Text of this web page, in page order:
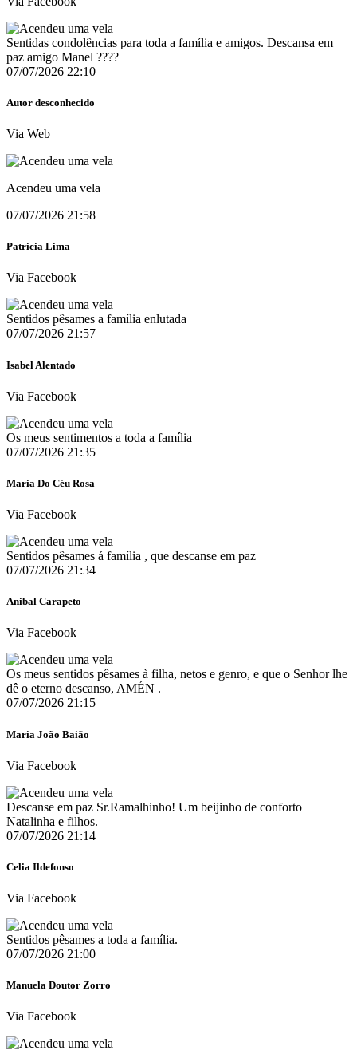
Sentidas condolências para toda a família e amigos. Descansa em
paz amigo Manel ????
07/07/2026 22:10
Autor desconhecido
Via Web
Acendeu uma vela
07/07/2026 21:58
Patricia Lima
Via Facebook
Sentidos pêsames a família enlutada
07/07/2026 21:57
Isabel Alentado
Via Facebook
Os meus sentimentos a toda a família
07/07/2026 21:35
Maria Do Céu Rosa
Via Facebook
Sentidos pêsames á família , que descanse em paz
07/07/2026 21:34
Anibal Carapeto
Via Facebook
Os meus sentidos pêsames à filha, netos e genro, e que o Senhor lhe
dê o eterno descanso, AMÉN .
07/07/2026 21:15
Maria João Baião
Via Facebook
Descanse em paz Sr.Ramalhinho! Um beijinho de conforto
Natalinha e filhos.
07/07/2026 21:14
Celia Ildefonso
Via Facebook
Sentidos pêsames a toda a família.
07/07/2026 21:00
Manuela Doutor Zorro
Via Facebook